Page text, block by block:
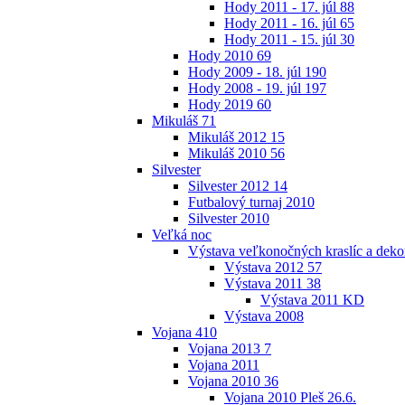
Hody 2011 - 17. júl 88
Hody 2011 - 16. júl 65
Hody 2011 - 15. júl 30
Hody 2010 69
Hody 2009 - 18. júl 190
Hody 2008 - 19. júl 197
Hody 2019 60
Mikuláš 71
Mikuláš 2012 15
Mikuláš 2010 56
Silvester
Silvester 2012 14
Futbalový turnaj 2010
Silvester 2010
Veľká noc
Výstava veľkonočných kraslíc a
Výstava 2012 57
Výstava 2011 38
Výstava 2011 KD
Výstava 2008
Vojana 410
Vojana 2013 7
Vojana 2011
Vojana 2010 36
Vojana 2010 Pleš 26.6.